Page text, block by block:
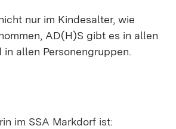
nur im Kindesalter, wie
AD(H)S gibt es in allen
allen Personengruppen.
im SSA Markdorf ist: